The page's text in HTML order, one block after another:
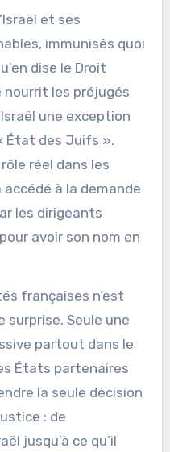
et ses
immunisés quoi
dise le Droit
nourrit les préjugés
une exception
État des Juifs ».
rôle réel dans les
à la demande
les dirigeants
avoir son nom en
françaises n’est
surprise. Seule une
partout dans le
États partenaires
la seule décision
: de
jusqu’à ce qu’il